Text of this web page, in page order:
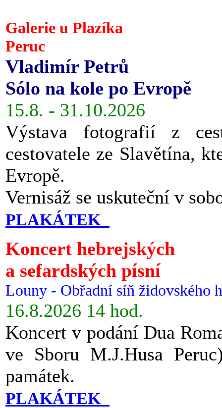
Galerie u Plazíka
Peruc
Vladimír Petrů
Sólo na kole po Evropě
15.8. - 31.10.2026
Výstava fotografií z
cestovatele ze Slavětína,
Evropě.
Vernisáž se uskuteční v
PLAKÁTEK
Koncert hebrejských
a sefardských písní
Louny - Obřadní síň židovského
16.8.2026 14 hod.
Koncert v podání Dua
ve Sboru M.J.Husa
památek.
PLAKÁTEK